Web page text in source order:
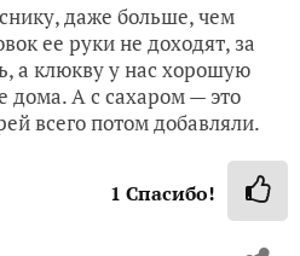
даже больше, чем
ее руки не доходят, за
а клюкву у нас хорошую
дома. А с сахаром — это
всего потом добавляли.
1 Спасибо!